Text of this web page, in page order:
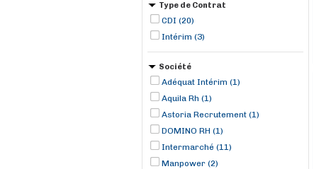
Saint-Rogatien (2)
Salles-sur-Mer (2)
Beauvoir-sur-Niort (1)
Type de Contrat
CDI (20)
Intérim (3)
Société
Adéquat Intérim (1)
Aquila Rh (1)
Astoria Recrutement (1)
DOMINO RH (1)
Intermarché (11)
Manpower (2)